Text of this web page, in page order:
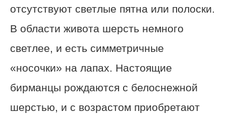
отсутствуют светлые пятна или полоски.
В области живота шерсть немного
светлее, и есть симметричные
«носочки» на лапах. Настоящие
бирманцы рождаются с белоснежной
шерстью, и с возрастом приобретают